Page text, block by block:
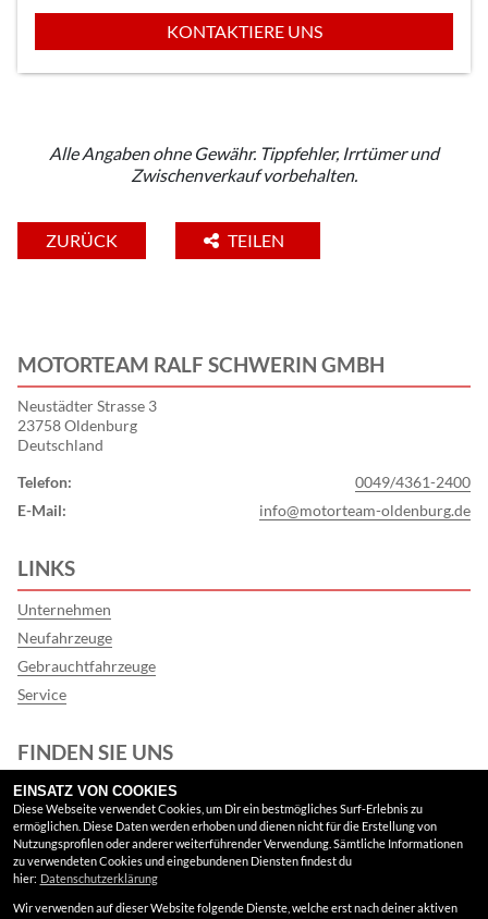
KONTAKTIERE UNS
Alle Angaben ohne Gewähr. Tippfehler, Irrtümer und
Zwischenverkauf vorbehalten.
ZURÜCK TEILEN
MOTORTEAM RALF SCHWERIN GMBH
Neustädter Strasse 3
23758 Oldenburg
Deutschland
Telefon:
0049/4361-2400
E-Mail:
info@motorteam-oldenburg.de
LINKS
Unternehmen
Neufahrzeuge
Gebrauchtfahrzeuge
Service
FINDEN SIE UNS
Instagram
Google Maps
RECHTLICHES
EINSATZ VON COOKIES
Diese Webseite verwendet Cookies, um Dir ein bestmögliches Surf-Erlebnis zu
ermöglichen. Diese Daten werden erhoben und dienen nicht für die Erstellung von
Nutzungsprofilen oder anderer weiterführender Verwendung. Sämtliche Informationen
zu verwendeten Cookies und eingebundenen Diensten findest du
hier: Datenschutzerklärung
Wir verwenden auf dieser Website folgende Dienste, welche erst nach deiner aktiven